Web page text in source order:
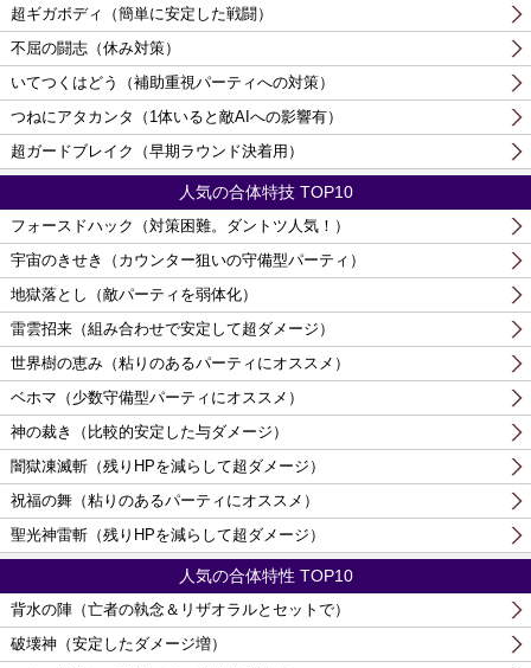
超ギガボディ（簡単に安定した戦闘）
不屈の闘志（休み対策）
いてつくはどう（補助重視パーティへの対策）
つねにアタカンタ（1体いると敵AIへの影響有）
超ガードブレイク（早期ラウンド決着用）
人気の合体特技 TOP10
フォースドハック（対策困難。ダントツ人気！）
宇宙のきせき（カウンター狙いの守備型パーティ）
地獄落とし（敵パーティを弱体化）
雷雲招来（組み合わせで安定して超ダメージ）
世界樹の恵み（粘りのあるパーティにオススメ）
ベホマ（少数守備型パーティにオススメ）
神の裁き（比較的安定した与ダメージ）
闇獄凍滅斬（残りHPを減らして超ダメージ）
祝福の舞（粘りのあるパーティにオススメ）
聖光神雷斬（残りHPを減らして超ダメージ）
人気の合体特性 TOP10
背水の陣（亡者の執念＆リザオラルとセットで）
破壊神（安定したダメージ増）